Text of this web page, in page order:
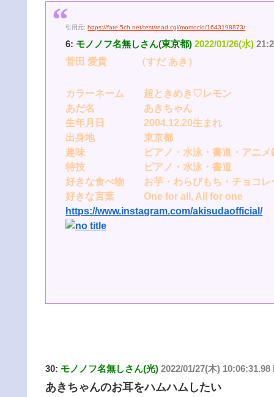
引用元:https://fate.5ch.net/test/read.cgi/momoclo/1643198873/
6: モノノフ名無しさん(東京都) 2022/01/26(水)
菅田 愛貴 （すだ あき）
カラーネーム 超ときめき♡レモン
あだ名 あきちゃん
生年月日 2004.12.20生まれ
出身地 東京都
趣味 ピアノ・水泳・書道・アニメ鑑
特技 ピアノ・水泳・書道
好きな食べ物 お芋・わらびもち・チョコレ
好きな言葉 One for all, All for one
https://www.instagram.com/akisudaofficial/
30: モノノフ名無しさん(光) 2022/01/27(木)
あきちゃんのお耳をハムハムしたい